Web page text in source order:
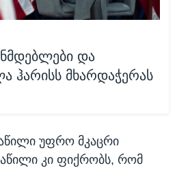
და
ჰარისს მხარდაჭერას
უფრო მკაცრი
კი ფიქრობს, რომ